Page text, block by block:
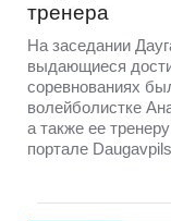
тренера
На заседании
выдающиеся
соревнованиях
волейболистке
а также ее
портале